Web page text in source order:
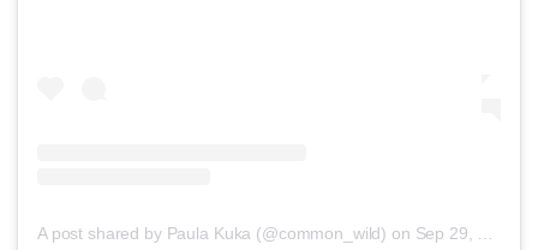
A post shared by Paula Kuka (@common_wild) on Sep 29, 2018 at 2:59am PDT